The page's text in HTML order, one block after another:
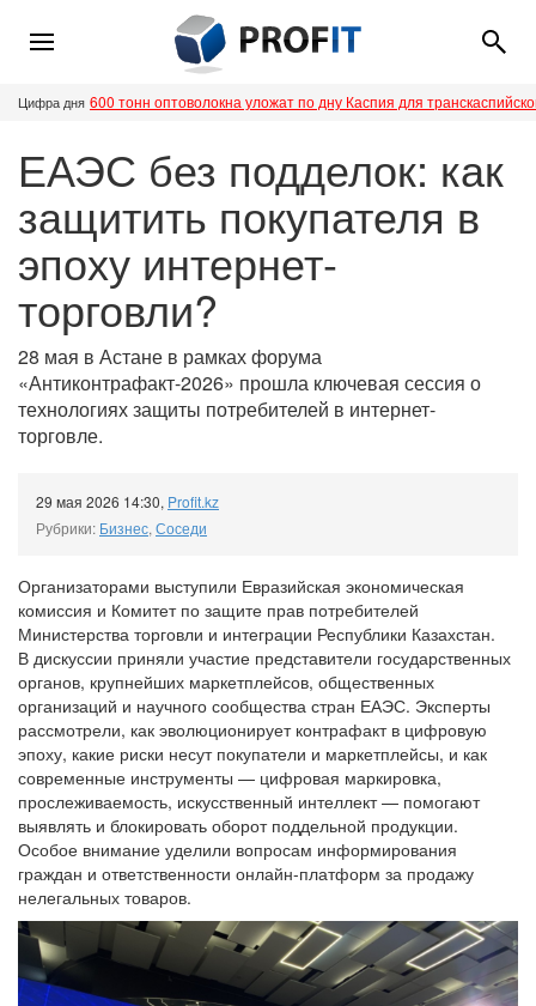
Цифра дня 600 тонн оптоволокна уложат по дну Каспия для
ЕАЭС без подделок: как
защитить покупателя в
эпоху интернет-
торговли?
28 мая в Астане в рамках форума
«Антиконтрафакт-2026» прошла ключевая сессия о
технологиях защиты потребителей в интернет-
торговле.
29 мая 2026 14:30, Profit.kz
Рубрики: Бизнес, Соседи
Организаторами выступили Евразийская экономическая
комиссия и Комитет по защите прав потребителей
Министерства торговли и интеграции Республики Казахстан.
В дискуссии приняли участие представители государственных
органов, крупнейших маркетплейсов, общественных
организаций и научного сообщества стран ЕАЭС. Эксперты
рассмотрели, как эволюционирует контрафакт в цифровую
эпоху, какие риски несут покупатели и маркетплейсы, и как
современные инструменты — цифровая маркировка,
прослеживаемость, искусственный интеллект — помогают
выявлять и блокировать оборот поддельной продукции.
Особое внимание уделили вопросам информирования
граждан и ответственности онлайн-платформ за продажу
нелегальных товаров.